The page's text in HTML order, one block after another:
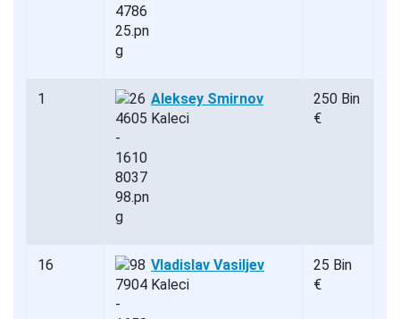
1
Aleksey Smirnov
Kaleci
250 Bin
€
16
Vladislav Vasiljev
Kaleci
25 Bin
€